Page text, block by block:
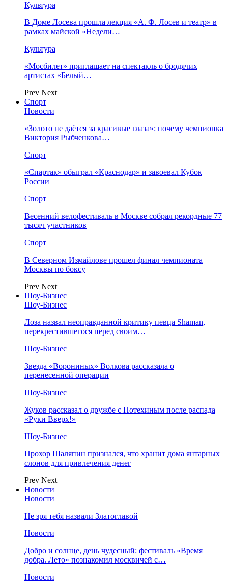
Культура
В Доме Лосева прошла лекция «А. Ф. Лосев и театр» в
рамках майской «Недели…
Культура
«Мосбилет» приглашает на спектакль о бродячих
артистах «Белый…
Prev Next
Спорт
Новости
«Золото не даётся за красивые глаза»: почему чемпионка
Виктория Рыбченкова…
Спорт
«Спартак» обыграл «Краснодар» и завоевал Кубок
России
Спорт
Весенний велофестиваль в Москве собрал рекордные 77
тысяч участников
Спорт
В Северном Измайлове прошел финал чемпионата
Москвы по боксу
Prev Next
Шоу-Бизнес
Шоу-Бизнес
Лоза назвал неоправданной критику певца Shaman,
перекрестившегося перед своим…
Шоу-Бизнес
Звезда «Ворониных» Волкова рассказала о
перенесенной операции
Шоу-Бизнес
Жуков рассказал о дружбе с Потехиным после распада
«Руки Вверх!»
Шоу-Бизнес
Прохор Шаляпин признался, что хранит дома янтарных
слонов для привлечения денег
Prev Next
Новости
Новости
Не зря тебя назвали Златоглавой
Новости
Добро и солнце, день чудесный: фестиваль «Время
добра. Лето» познакомил москвичей с…
Новости